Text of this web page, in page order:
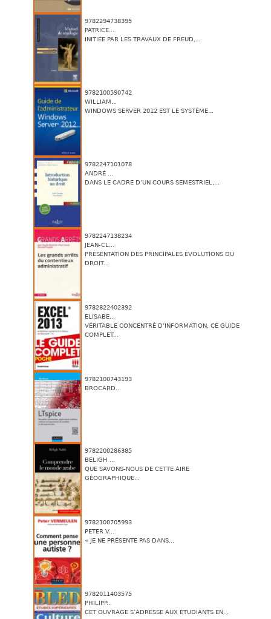
9782294738395
PATRICE...
INITIÉE PAR LES TRAVAUX DE FREUD,...
9782100590742
WILLIAM...
WINDOWS SERVER 2012 EST LE SYSTÈME...
9782247101078
ANDRÉ ...
DANS LE CADRE D’UN COURS SEMESTRIEL,...
9782247138234
JEAN-CL...
PRÉSENTATION DES PRINCIPALES ÉVOLUTIONS DU
DROIT...
9782822402392
ELISABE...
VÉRITABLE CONCENTRÉ D’INFORMATION, CE GUIDE
COMPLET...
9782100743193
BROCARD...
9782200286385
BELIGH ...
QUE SAVONS-NOUS DE CETTE AIRE
GÉOGRAPHIQUE...
9782100705993
PETER V...
« JE NE PRÉSENTE PAS DANS...
9782011403575
PHILIPP...
CET OUVRAGE S’ADRESSE AUX ÉTUDIANTS EN...